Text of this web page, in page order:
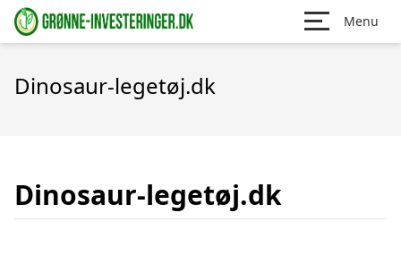
Menu
Dinosaur-legetøj.dk
Dinosaur-legetøj.dk